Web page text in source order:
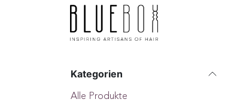
ZUM INHALT SPRINGEN
Kategorien
Alle Produkte